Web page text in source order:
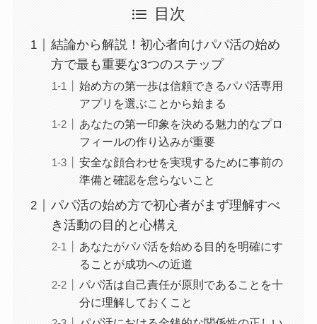
目次
結論から解説！初心者向けパパ活の始め
方で最も重要な3つのステップ
始め方の第一歩は信頼できるパパ活専用
アプリを選ぶことから始まる
あなたの第一印象を決める魅力的なプロ
フィールの作り込みが重要
安全な顔合わせを実現するために事前の
準備と確認を怠らないこと
パパ活の始め方で初心者がまず理解すべ
き活動の目的と心構え
あなたがパパ活を始める目的を明確にす
ることが成功への近道
パパ活は自己責任が原則であることを十
分に理解しておくこと